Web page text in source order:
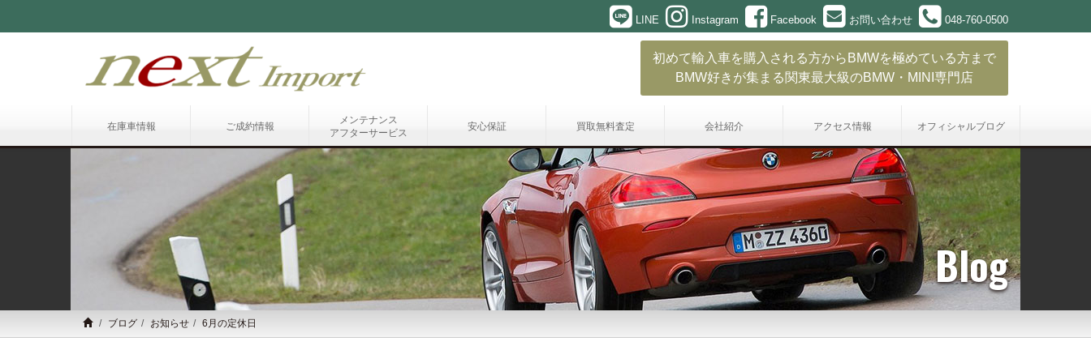
LINE Instagram Facebook お問い合わせ 048-760-0500
初めて輸入車を購入される方からBMWを極めている方まで
BMW好きが集まる関東最大級のBMW・MINI専門店
在庫車情報 ご成約情報
メンテナンス
アフターサービス
安心保証 買取無料査定 会社紹介 アクセス情報 オフィシャルブログ
Blog
ブログ お知らせ 6月の定休日